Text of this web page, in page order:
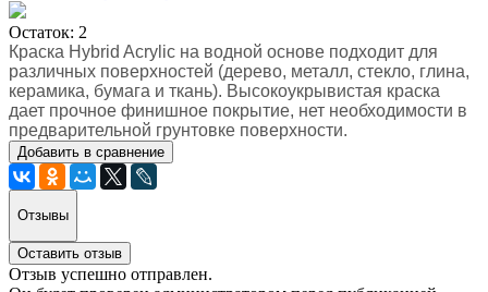
Остаток: 2
Краска Hybrid Acrylic на водной основе подходит для
различных поверхностей (дерево, металл, стекло, глина,
керамика, бумага и ткань). Высокоукрывистая краска
дает прочное финишное покрытие, нет необходимости в
предварительной грунтовке поверхности.
Добавить в сравнение
Отзывы
Оставить отзыв
Отзыв успешно отправлен.